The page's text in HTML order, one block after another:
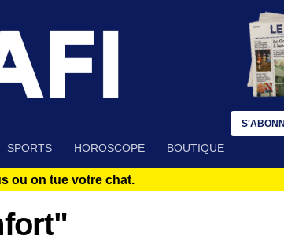
SPORTS HOROSCOPE BOUTIQUE
ou on tue votre chat.